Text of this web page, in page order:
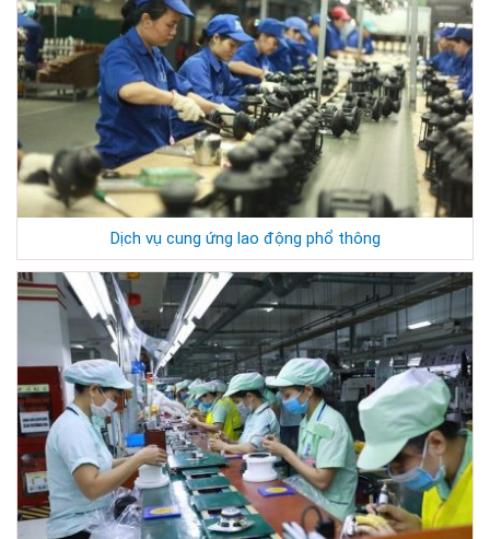
Dịch vụ cung ứng lao động phổ thông